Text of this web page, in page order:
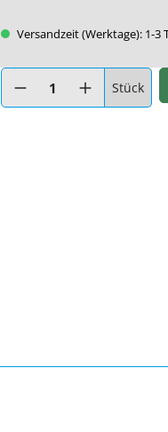
Versandzeit (Werktage): 1-3
Produkt Anzahl: Gib den
Stück